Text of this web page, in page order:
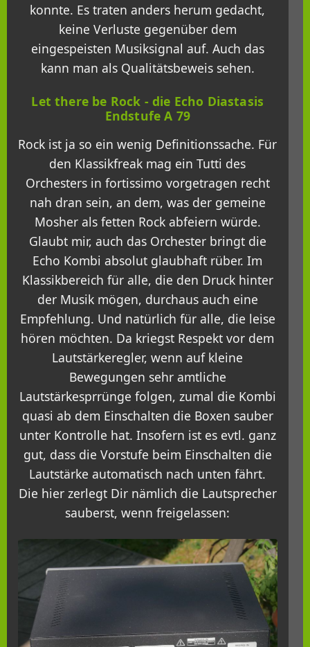
konnte. Es traten anders herum gedacht,
keine Verluste gegenüber dem
eingespeisten Musiksignal auf. Auch das
kann man als Qualitätsbeweis sehen.
Let there be Rock - die Echo Diastasis
Endstufe A 79
Rock ist ja so ein wenig Definitionssache. Für
den Klassikfreak mag ein Tutti des
Orchesters in fortissimo vorgetragen recht
nah dran sein, an dem, was der gemeine
Mosher als fetten Rock abfeiern würde.
Glaubt mir, auch das Orchester bringt die
Echo Kombi absolut glaubhaft rüber. Im
Klassikbereich für alle, die den Druck hinter
der Musik mögen, durchaus auch eine
Empfehlung. Und natürlich für alle, die leise
hören möchten. Da kriegst Respekt vor dem
Lautstärkeregler, wenn auf kleine
Bewegungen sehr amtliche
Lautstärkesprrünge folgen, zumal die Kombi
quasi ab dem Einschalten die Boxen sauber
unter Kontrolle hat. Insofern ist es evtl. ganz
gut, dass die Vorstufe beim Einschalten die
Lautstärke automatisch nach unten fährt.
Die hier zerlegt Dir nämlich die Lautsprecher
sauberst, wenn freigelassen: